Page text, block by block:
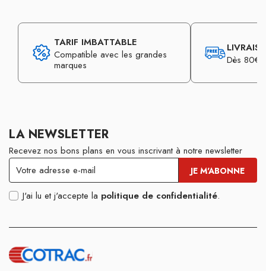
TARIF IMBATTABLE
Compatible avec les grandes
marques
Dès 80€
LA NEWSLETTER
Recevez nos bons plans en vous inscrivant à notre newsletter
J'ai lu et j'accepte la politique de confidentialité.